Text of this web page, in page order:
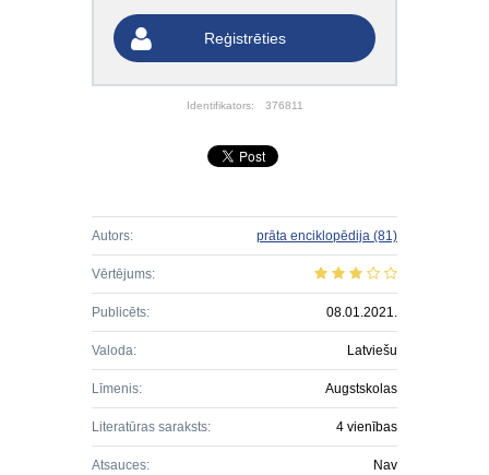
Reģistrēties
Identifikators: 376811
Autors: prāta enciklopēdija (81)
Vērtējums:
Publicēts: 08.01.2021.
Valoda: Latviešu
Līmenis: Augstskolas
Literatūras saraksts: 4 vienības
Atsauces: Nav